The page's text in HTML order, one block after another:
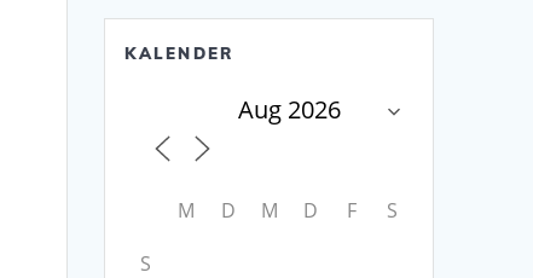
KALENDER
M D M D F
S
S